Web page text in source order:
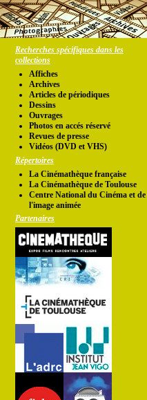
Recherches spécifiques dans les
collections
Affiches
Archives
Articles de périodiques
Dessins
Ouvrages
Photos en accés réservé
Revues de presse
Vidéos (DVD et VHS)
Répertoires
La Cinémathèque française
La Cinémathèque de Toulouse
Centre National du Cinéma et de
l'image animée
Partenaires